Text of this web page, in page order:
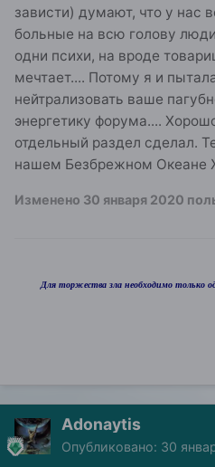
зависти) думают, что у нас
больные на всю голову
одни психи, на вроде
мечтает.... Потому я и
нейтрализовать ваше
энергетику форума....
отдельный раздел сделал.
нашем Безбрежном Океане
Изменено 30 января 2020
Для торжества зла необходимо только
Adonaytis
Опубликовано: 30